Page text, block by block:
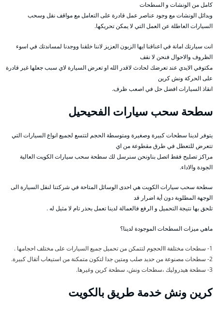
كامل من الونشات و السطحات
وبدائل الونشات مع وجود عناصر عمل قادرة على التعامل مع مواقف نقل وسحب
السيارات العاطلة عن العمل التي لا يمكن تحريكها.
انت سيارتك امانة في اعناقنا ايها الزبون العزيز لاننا خلقنا ووجدنا لمساندتك في اسوء
الظروف والاحوال فنحن لا نقف
مكتوفي الايدي عند تعرضك لحادث لاقدر الله او تعرض السيارة لاي سبب جعلها غير قادرة
على الحركة ونش كرين
انقاذ السيارات افضل حل في اصعب ظرف.
سطحة سحب سيارات الفحيحيل
يتوفر لدينا سطحات كبيرة وصغيرة ومتوسطة الحجم لتتسع لجميع انواع السيارات التي
تتعرض للتعطل في طرق مقطوعة من اي
مراكز تصليح فقط اتصل بناونحن سنرسل لك سطحة سحب سيارات الكويت العالية
الجودة والاداء.
سطحة سحب سيارات الكويت هي احدى الوسائل المتاحة في شركتنا لنقل السيارة الى
الوجهة المطلوبة دون أية اضرار قد
تلحق بها نتيجة التحميل و الرفع فالعمالة لدينا تعمل بحذر تام لا مثيل له .
ماهي ميزات السطحات الموجودة لدينا؟
1- سطحات مختلفة االحجوم لتتمكن من تحميل جميع السيارات على مختلف احجامها .
2- سطحات مصنوعة من حديد صلب ومتين جدا لتكون متمكنة من استيعاب أثقال كبيرة.
3- سطحة هيدروليك ،سطحات ونش، سطحة كرين وغيرها.
كرين ونش خدمة طريق بالكويت